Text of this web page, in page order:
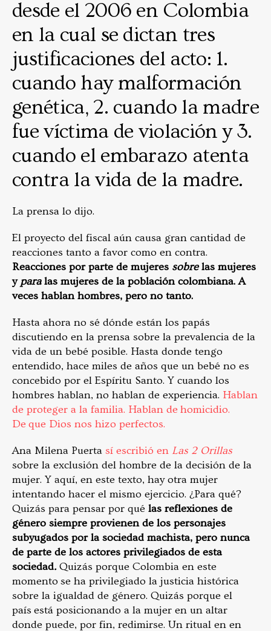
desde el 2006 en Colombia
en la cual se dictan tres
justificaciones del acto: 1.
cuando hay malformación
genética, 2. cuando la madre
fue víctima de violación y 3.
cuando el embarazo atenta
contra la vida de la madre.
La prensa lo dijo.
El proyecto del fiscal aún causa gran cantidad de
reacciones tanto a favor como en contra.
Reacciones por parte de mujeres sobrelas mujeres
yparalas mujeres de la población colombiana. A
veces hablan hombres, pero no tanto.
Hasta ahora no sé dónde están los papás
discutiendo en la prensa sobre la prevalencia de la
vida de un bebé posible. Hasta donde tengo
entendido, hace miles de años que un bebé no es
concebido por el Espíritu Santo. Y cuando los
hombres hablan, no hablan de experiencia. Hablan
de proteger a la familia. Hablan de homicidio.
De que Dios nos hizo perfectos.
Ana Milena Puerta sí escribió en Las 2 Orillas
sobre la exclusión del hombre de la decisión de la
mujer. Y aquí, en este texto, hay otra mujer
intentando hacer el mismo ejercicio. ¿Para qué?
Quizás para pensar por qué las reflexiones de
género siempre provienen de los personajes
subyugados por la sociedad machista, pero nunca
de parte de los actores privilegiados de esta
sociedad.Quizás porque Colombia en este
momento se ha privilegiado la justicia histórica
sobre la igualdad de género. Quizás porque el
país está posicionando a la mujer en un altar
donde puede, por fin, redimirse. Un ritual en en